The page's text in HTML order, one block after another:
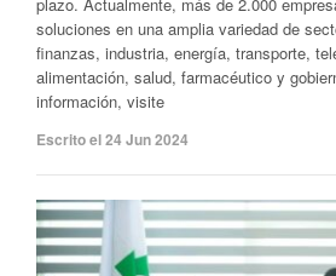
soluciones en una amplia variedad de
finanzas, industria, energía, transporte,
alimentación, salud, farmacéutico y
información, visite
Escrito el 24 Jun 2024